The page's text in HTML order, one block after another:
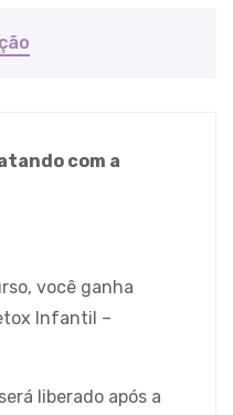
com a
você ganha
Infantil –
liberado após a